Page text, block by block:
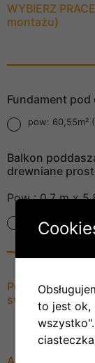
WYBIERZ
montażu)
Fundament pod
pow: 60,55m²
Balkon
drewniane
Pow : 0,7 m x
(+5 000,00 zł)
Po
swój dom"to jest ok,